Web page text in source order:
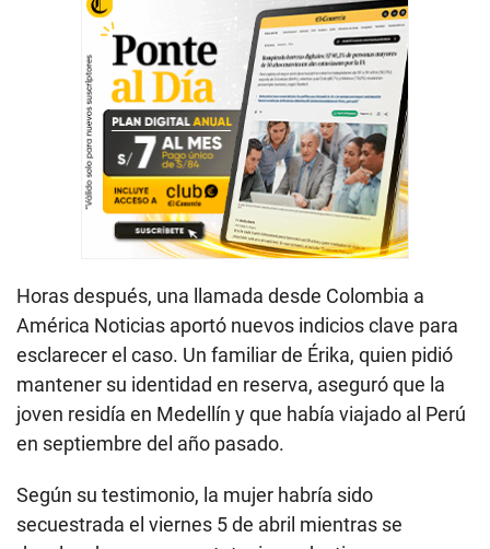
Horas después, una llamada desde Colombia a
América Noticias aportó nuevos indicios clave para
esclarecer el caso. Un familiar de Érika, quien pidió
mantener su identidad en reserva, aseguró que la
joven residía en Medellín y que había viajado al Perú
en septiembre del año pasado.
Según su testimonio, la mujer habría sido
secuestrada el viernes 5 de abril mientras se